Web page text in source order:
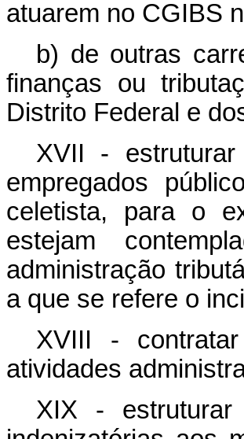
atuarem no CGIBS
b) de outras
finanças ou
Distrito Federal e
XVII -
empregados
celetista, para o
estejam
administração
a que se refere o
XVIII -
atividades
XIX - estruturar